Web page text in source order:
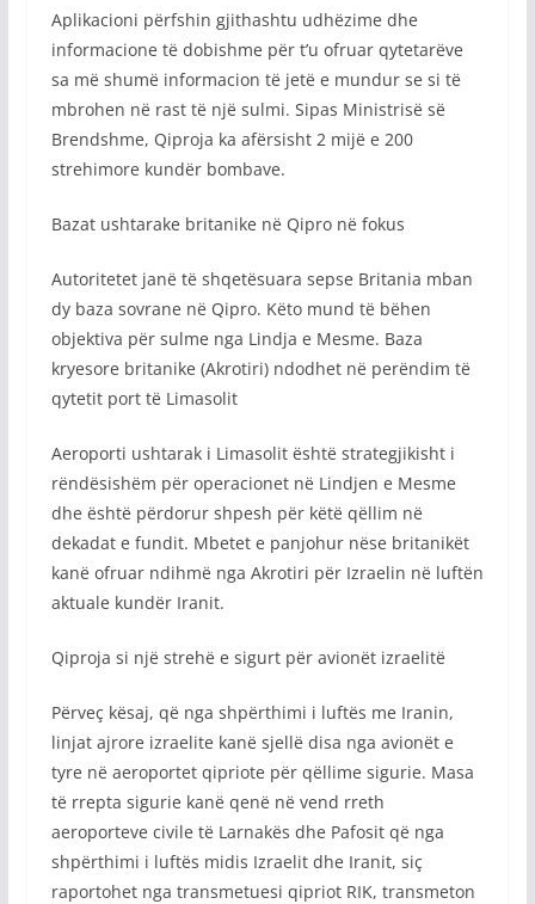
Aplikacioni përfshin gjithashtu udhëzime dhe
informacione të dobishme për t’u ofruar qytetarëve
sa më shumë informacion të jetë e mundur se si të
mbrohen në rast të një sulmi. Sipas Ministrisë së
Brendshme, Qiproja ka afërsisht 2 mijë e 200
strehimore kundër bombave.
Bazat ushtarake britanike në Qipro në fokus
Autoritetet janë të shqetësuara sepse Britania mban
dy baza sovrane në Qipro. Këto mund të bëhen
objektiva për sulme nga Lindja e Mesme. Baza
kryesore britanike (Akrotiri) ndodhet në perëndim të
qytetit port të Limasolit
Aeroporti ushtarak i Limasolit është strategjikisht i
rëndësishëm për operacionet në Lindjen e Mesme
dhe është përdorur shpesh për këtë qëllim në
dekadat e fundit. Mbetet e panjohur nëse britanikët
kanë ofruar ndihmë nga Akrotiri për Izraelin në luftën
aktuale kundër Iranit.
Qiproja si një strehë e sigurt për avionët izraelitë
Përveç kësaj, që nga shpërthimi i luftës me Iranin,
linjat ajrore izraelite kanë sjellë disa nga avionët e
tyre në aeroportet qipriote për qëllime sigurie. Masa
të rrepta sigurie kanë qenë në vend rreth
aeroporteve civile të Larnakës dhe Pafosit që nga
shpërthimi i luftës midis Izraelit dhe Iranit, siç
raportohet nga transmetuesi qipriot RIK, transmeton